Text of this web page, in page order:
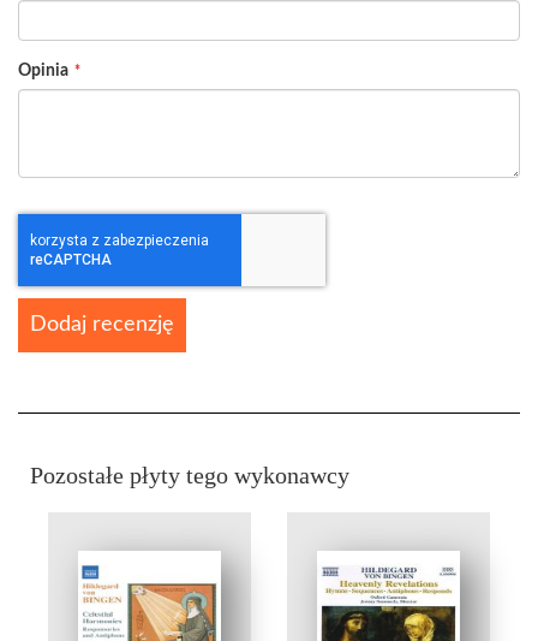
Opinia
Dodaj recenzję
Pozostałe płyty tego wykonawcy